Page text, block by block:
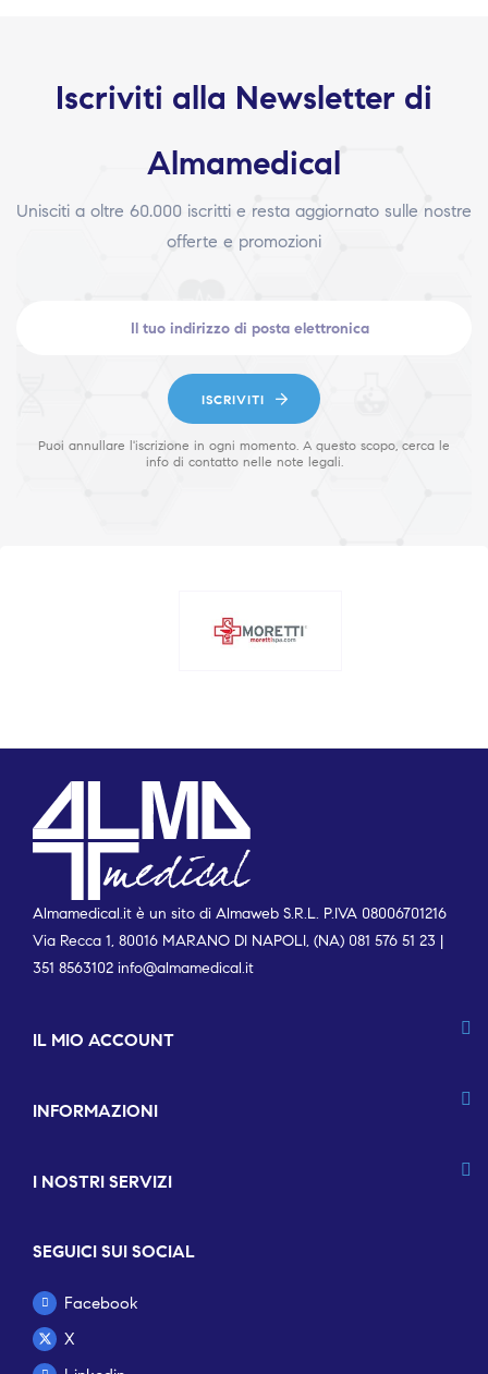
Iscriviti alla Newsletter di
Almamedical
Unisciti a oltre 60.000 iscritti e resta aggiornato sulle nostre
offerte e promozioni
ISCRIVITI
Puoi annullare l'iscrizione in ogni momento. A questo scopo, cerca le
info di contatto nelle note legali.
Almamedical.it è un sito di Almaweb S.R.L. P.IVA 08006701216
Via Recca 1, 80016 MARANO DI NAPOLI, (NA) 081 576 51 23 |
351 8563102 info@almamedical.it
IL MIO ACCOUNT
INFORMAZIONI
I NOSTRI SERVIZI
SEGUICI SUI SOCIAL
Facebook
X